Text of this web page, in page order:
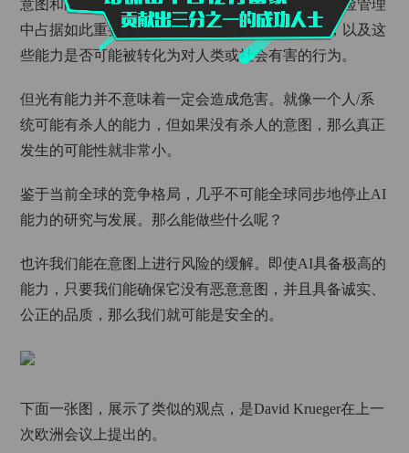
意图和能力。这也是为什么能力评估在当前的AI风险管理
中占据如此重要的位置。我们会评估AI能做什么，以及这
些能力是否可能被转化为对人类或社会有害的行为。
但光有能力并不意味着一定会造成危害。就像一个人/系
统可能有杀人的能力，但如果没有杀人的意图，那么真正
发生的可能性就非常小。
鉴于当前全球的竞争格局，几乎不可能全球同步地停止AI
能力的研究与发展。那么能做些什么呢？
也许我们能在意图上进行风险的缓解。即使AI具备极高的
能力，只要我们能确保它没有恶意意图，并且具备诚实、
公正的品质，那么我们就可能是安全的。
下面一张图，展示了类似的观点，是David Krueger在上一
次欧洲会议上提出的。